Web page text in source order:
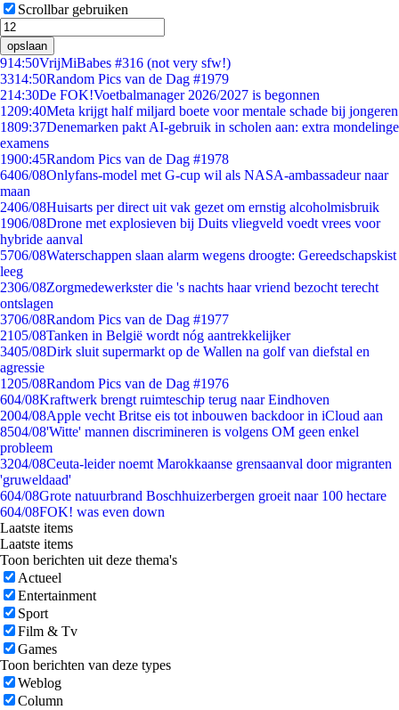
Scrollbar gebruiken
opslaan
914:50VrijMiBabes #316 (not very sfw!)
3314:50Random Pics van de Dag #1979
214:30De FOK!Voetbalmanager 2026/2027 is begonnen
1209:40Meta krijgt half miljard boete voor mentale schade bij jongeren
1809:37Denemarken pakt AI-gebruik in scholen aan: extra mondelinge
examens
1900:45Random Pics van de Dag #1978
6406/08Onlyfans-model met G-cup wil als NASA-ambassadeur naar
maan
2406/08Huisarts per direct uit vak gezet om ernstig alcoholmisbruik
1906/08Drone met explosieven bij Duits vliegveld voedt vrees voor
hybride aanval
5706/08Waterschappen slaan alarm wegens droogte: Gereedschapskist
leeg
2306/08Zorgmedewerkster die 's nachts haar vriend bezocht terecht
ontslagen
3706/08Random Pics van de Dag #1977
2105/08Tanken in België wordt nóg aantrekkelijker
3405/08Dirk sluit supermarkt op de Wallen na golf van diefstal en
agressie
1205/08Random Pics van de Dag #1976
604/08Kraftwerk brengt ruimteschip terug naar Eindhoven
2004/08Apple vecht Britse eis tot inbouwen backdoor in iCloud aan
8504/08'Witte' mannen discrimineren is volgens OM geen enkel
probleem
3204/08Ceuta-leider noemt Marokkaanse grensaanval door migranten
'gruweldaad'
604/08Grote natuurbrand Boschhuizerbergen groeit naar 100 hectare
604/08FOK! was even down
Laatste items
Laatste items
Toon berichten uit deze thema's
Actueel
Entertainment
Sport
Film & Tv
Games
Toon berichten van deze types
Weblog
Column